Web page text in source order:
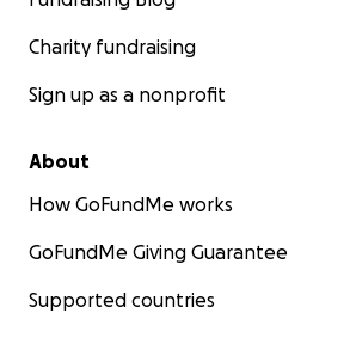
Charity fundraising
Sign up as a nonprofit
About
How GoFundMe works
GoFundMe Giving Guarantee
Supported countries